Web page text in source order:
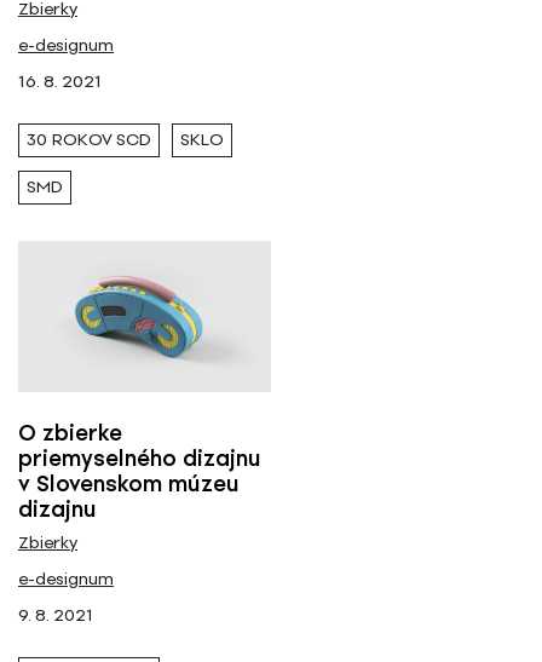
Zbierky
e-designum
16. 8. 2021
30 ROKOV SCD SKLO
SMD
O zbierke
priemyselného dizajnu
v Slovenskom múzeu
dizajnu
Zbierky
e-designum
9. 8. 2021